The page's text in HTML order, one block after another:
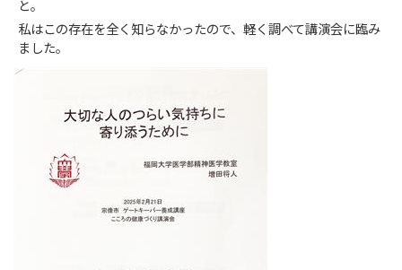
と。
私はこの存在を全く知らなかったので、軽く調べて講演会に臨み
ました。